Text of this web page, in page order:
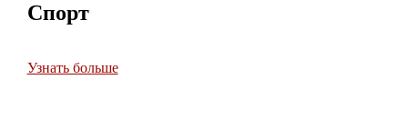
Спорт
Узнать больше